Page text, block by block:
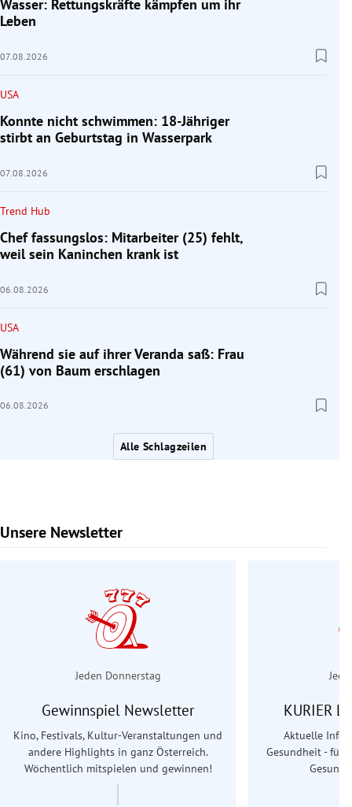
Wasser: Rettungskräfte kämpfen um ihr
Leben
07.08.2026
USA
Konnte nicht schwimmen: 18-Jähriger
stirbt an Geburtstag in Wasserpark
07.08.2026
Trend Hub
Chef fassungslos: Mitarbeiter (25) fehlt,
weil sein Kaninchen krank ist
06.08.2026
USA
Während sie auf ihrer Veranda saß: Frau
(61) von Baum erschlagen
06.08.2026
Alle Schlagzeilen
Unsere Newsletter
Slide 1 von 6
Jeden Donnerstag
Gewinnspiel Newsletter
Kino, Festivals, Kultur-Veranstaltungen und
andere Highlights in ganz Österreich.
Wöchentlich mitspielen und gewinnen!
KURIER
Aktuelle
Gesundheit - für